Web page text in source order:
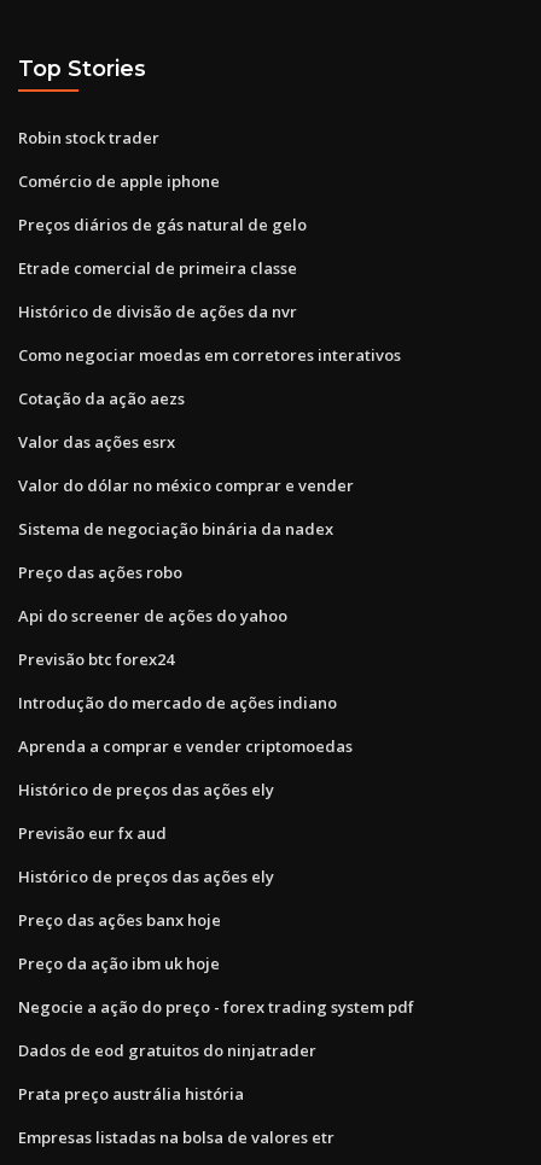
Top Stories
Robin stock trader
Comércio de apple iphone
Preços diários de gás natural de gelo
Etrade comercial de primeira classe
Histórico de divisão de ações da nvr
Como negociar moedas em corretores interativos
Cotação da ação aezs
Valor das ações esrx
Valor do dólar no méxico comprar e vender
Sistema de negociação binária da nadex
Preço das ações robo
Api do screener de ações do yahoo
Previsão btc forex24
Introdução do mercado de ações indiano
Aprenda a comprar e vender criptomoedas
Histórico de preços das ações ely
Previsão eur fx aud
Histórico de preços das ações ely
Preço das ações banx hoje
Preço da ação ibm uk hoje
Negocie a ação do preço - forex trading system pdf
Dados de eod gratuitos do ninjatrader
Prata preço austrália história
Empresas listadas na bolsa de valores etr